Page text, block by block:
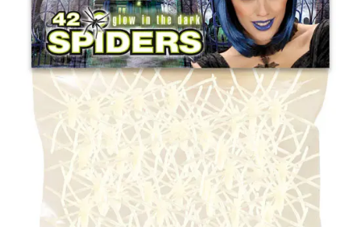
- Nyomdák
- Gyurmák
Társasjátékok
Asztali játékok
Nyári játékok
- Homokozójátékok
- Műanyag hajók
- Hinta, csúszda
- Ütők, dobálók
- Strandcikkek
- Egyéb nyári játékok
Lábbal hajtós
járművek
Téli játékok
Kosárba
Szállítás:
- Csomagautomata: 1190
forinttól
- Házhozszállítás: 2190
forinttól
- Személyes átvétel:
ingyenesen